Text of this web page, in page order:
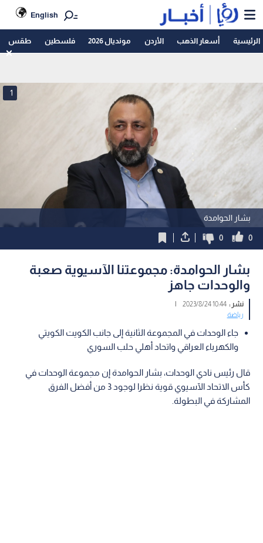
English
الرئيسية أسعار الذهب الأردن مونديال 2026 فلسطين طقس
بشار الحوامدة
1
0
0
بشار الحوامدة: مجموعتنا الآسيوية صعبة
والوحدات جاهز
نشر :10:44 2023/8/24
|
رياضة
جاء الوحدات في المجموعة الثانية إلى جانب الكويت الكويتي
والكهرباء العراقي واتحاد أهلي حلب السوري
قال رئيس نادي الوحدات، بشار الحوامدة إن مجموعة الوحدات في
كأس الاتحاد الآسيوي قوية نظرا لوجود 3 من أفضل الفرق
المشاركة في البطولة.